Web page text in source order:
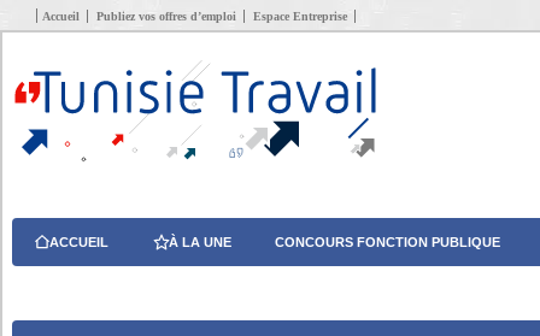
Accueil Publiez vos offres d’emploi Espace Entreprise
ACCUEIL À LA UNE CONCOURS FONCTION PUBLIQUE